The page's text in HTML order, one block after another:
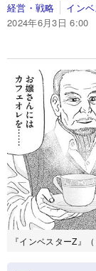
経営・戦略
イン
2024年6月3日 6:00
『インベスターZ』